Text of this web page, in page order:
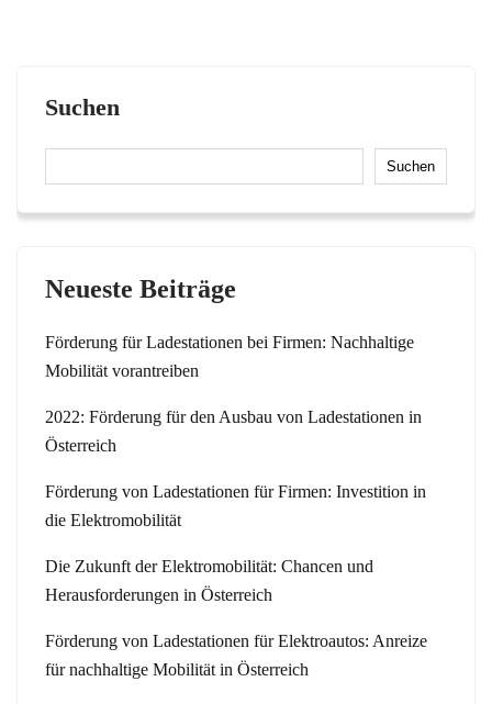
Suchen
Suchen
Neueste Beiträge
Förderung für Ladestationen bei Firmen: Nachhaltige
Mobilität vorantreiben
2022: Förderung für den Ausbau von Ladestationen in
Österreich
Förderung von Ladestationen für Firmen: Investition in
die Elektromobilität
Die Zukunft der Elektromobilität: Chancen und
Herausforderungen in Österreich
Förderung von Ladestationen für Elektroautos: Anreize
für nachhaltige Mobilität in Österreich